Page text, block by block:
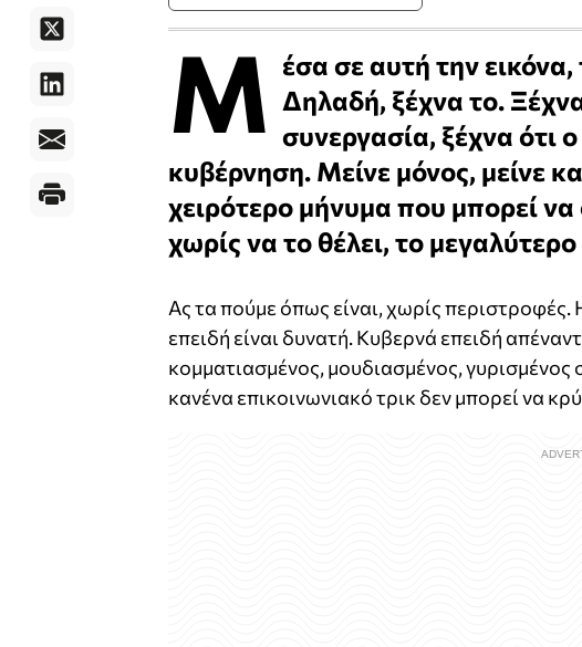
Μ έσα σε αυτή την
Δηλαδή, ξέχνα το.
συνεργασία, ξέχνα ότι
κυβέρνηση. Μείνε μόνος, μείνε
χειρότερο μήνυμα που μπορεί να
χωρίς να το θέλει, το
Ας τα πούμε όπως είναι, χωρίς
επειδή είναι δυνατή. Κυβερνά επειδή
κομματιασμένος, μουδιασμένος, γυρισμένος
κανένα επικοινωνιακό τρικ δεν μπορεί να